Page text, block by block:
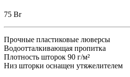
75 Br
Прочные пластиковые люверсы
Водоотталкивающая пропитка
Плотность шторок 90 г/м²
Низ шторки оснащен утяжелителем